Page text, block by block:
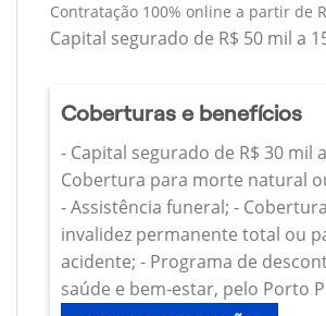
Contratação 100% online a partir de
Capital segurado de R$ 50 mil a
Coberturas e benefícios
- Capital segurado de R$ 30 mil
Cobertura para morte natural
- Assistência funeral; -
invalidez permanente total ou
acidente; - Programa de
saúde e bem-estar, pelo Porto